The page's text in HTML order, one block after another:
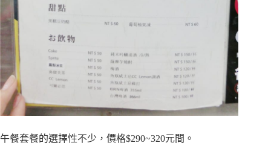
午餐套餐的選擇性不少， 價格$290~320元間。